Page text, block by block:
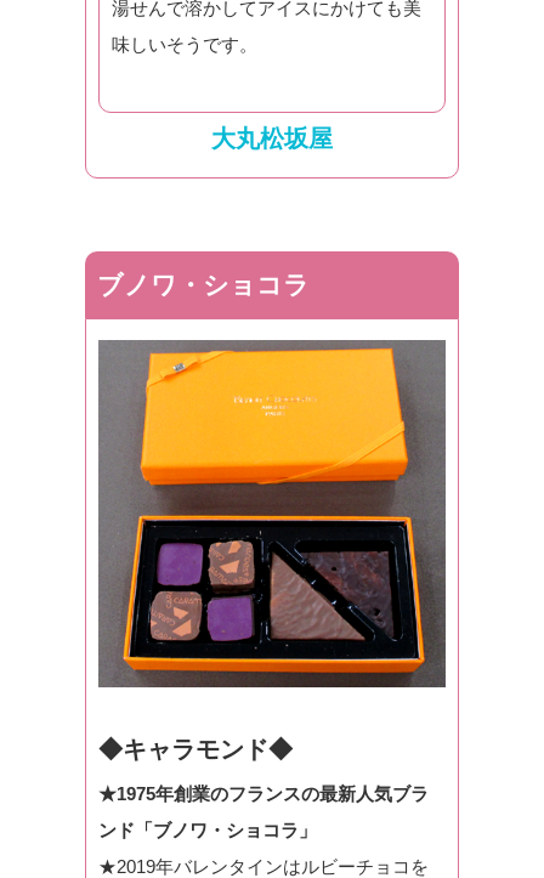
湯せんで溶かしてアイスにかけても美
味しいそうです。
大丸松坂屋
ブノワ・ショコラ
◆キャラモンド◆
★1975年創業のフランスの最新人気ブラ
ンド「ブノワ・ショコラ」
★2019年バレンタインはルビーチョコを